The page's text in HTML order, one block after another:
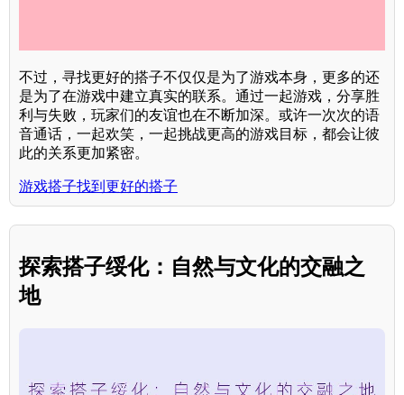
不过，寻找更好的搭子不仅仅是为了游戏本身，更多的还
是为了在游戏中建立真实的联系。通过一起游戏，分享胜
利与失败，玩家们的友谊也在不断加深。或许一次次的语
音通话，一起欢笑，一起挑战更高的游戏目标，都会让彼
此的关系更加紧密。
游戏搭子找到更好的搭子
探索搭子绥化：自然与文化的交融之
地